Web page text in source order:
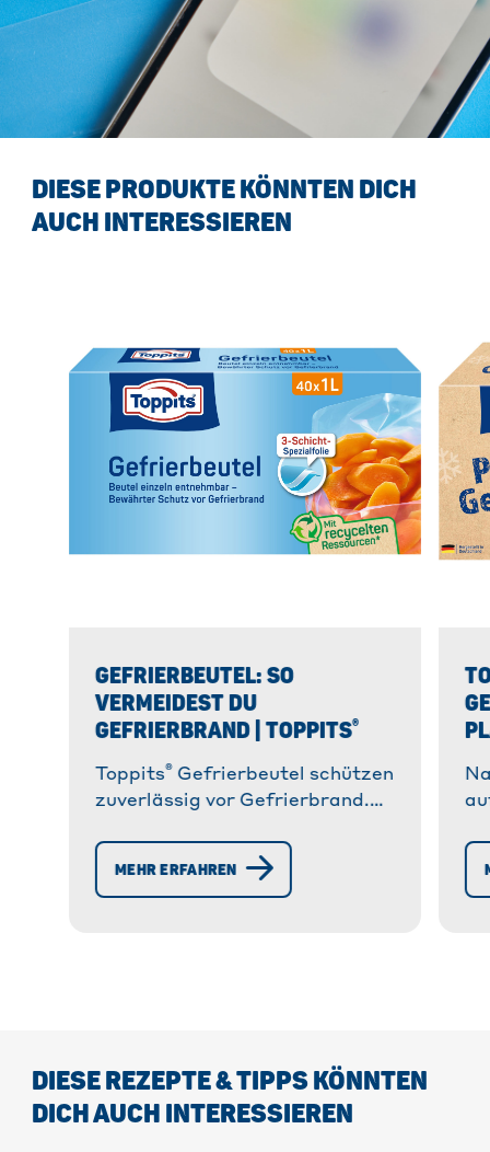
DIESE PRODUKTE KÖNNTEN DICH
AUCH INTERESSIEREN
GEFRIERBEUTEL: SO
VERMEIDEST DU
GEFRIERBRAND | TOPPITS®
Toppits® Gefrierbeutel schützen
zuverlässig vor Gefrierbrand.
Gemüse, Fleisch & Brot. » Mehr
erfahren!
MEHR ERFAHREN
DIESE REZEPTE & TIPPS KÖNNTEN
DICH AUCH INTERESSIEREN